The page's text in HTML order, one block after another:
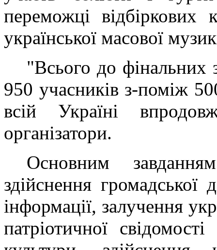
переможці відбіркових
української масової
"Всього до фінальних
950 учасників з-поміж
всій Україні
організатори.
Основним
здійснення громадської
інформації, залучення
патріотичної